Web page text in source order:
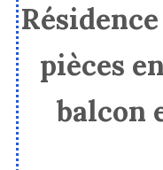
pièces
balcon